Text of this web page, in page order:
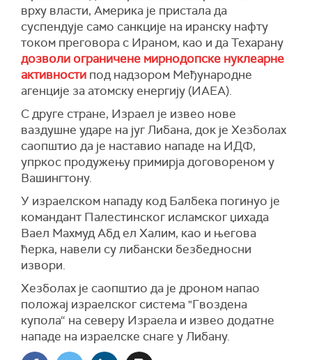
Америчко-израелско бомбардовање однело
је хиљаде живота у Ирану пре него што је
обустављено примирјем почетком априла.
Израел је убио још хиљаде људи и раселио
стотине хиљада у Либану, који је напао у
потрази за милицијом Хезболах коју подржава
Иран. Ирански напади на Израел и суседне
заливске државе однели су десетине живота.
Примирје са Ираном углавном се одржава,
иако су у последње време беспилотне
летелице лансиране из Ирака ка земљама
Залива, укључујући Саудијску Арабију и Кувајт,
вероватно од стране Ирана и његових
савезника.
Трамп и израелски премијер Бењамин
Нетањаху изјавили су да су покренули рат
како би ограничили иранску подршку
регионалним милицијама, демонтирали његов
нуклеарни програм, уништили ракетне
капацитете и створили услове да Иранци
свргну своје владаре.
врху власти, Америка је пристала да
суспендује само санкције на иранску нафту
током преговора с Ираном, као и да Техарану
дозволи ограничене мирнодопске нуклеарне
активности под надзором Међународне
агенције за атомску енергију (ИАЕА).
С друге стране, Израел је извео нове
ваздушне ударе на југ Либана, док је Хезболах
саопштио да је наставио нападе на ИДФ,
упркос продужењу примирја договореном у
Вашингтону.
У израелском нападу код Балбека погинуо је
командант Палестинског исламског џихада
Ваел Махмуд Абд ел Халим, као и његова
ћерка, навели су либански безбедносни
извори.
Хезболах је саопштио да је дроном напао
положај израелског система "Гвоздена
купола“ на северу Израела и извео додатне
нападе на израелске снаге у Либану.